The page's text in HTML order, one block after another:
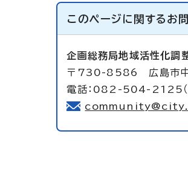
このページに関する お
企画総務局地域活性化調
〒730-8586 広島市中
電話：082-504-2125